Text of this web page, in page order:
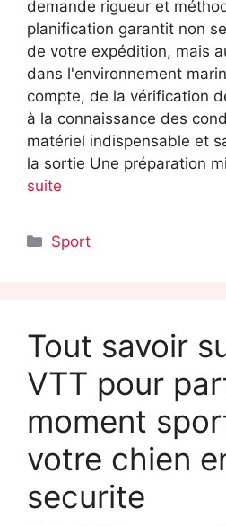
demande rigueur et
planification garantit non
de votre expédition, mais
dans l'environnement
compte, de la vérification
à la connaissance des
matériel indispensable et
la sortie Une préparation
suite
Catégories
Sport
Tout savoir
VTT pour
moment
votre chien
securite